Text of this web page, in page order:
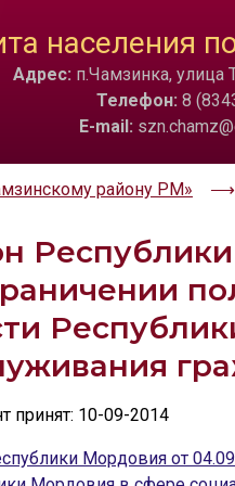
населения
Адрес: п.Чамзинка,
Телефон: 8
E-mail:
району РМ»
принят: 10-09-2014
Мордовия от